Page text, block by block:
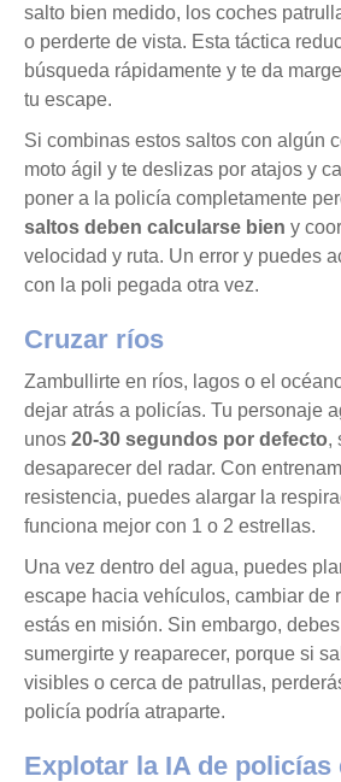
salto bien medido, los coches
o perderte de vista. Esta táctica
búsqueda rápidamente y te da
tu escape.
Si combinas estos saltos con algún
moto ágil y te deslizas por atajos y
poner a la policía completamente
saltos deben calcularse bien y
velocidad y ruta. Un error y puedes
con la poli pegada otra vez.
Cruzar ríos
Zambullirte en ríos, lagos o el
dejar atrás a policías. Tu personaje
unos 20-30 segundos por defecto,
desaparecer del radar. Con
resistencia, puedes alargar la
funciona mejor con 1 o 2 estrellas.
Una vez dentro del agua, puedes
escape hacia vehículos, cambiar de
estás en misión. Sin embargo,
sumergirte y reaparecer, porque si
visibles o cerca de patrullas,
policía podría atraparte.
Explotar la IA de policías